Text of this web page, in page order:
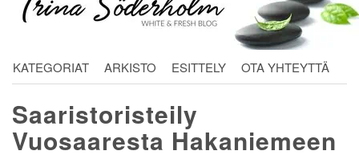
KATEGORIAT ARKISTO ESITTELY OTA YHTEYTTÄ
Saaristoristeily
Vuosaaresta Hakaniemeen